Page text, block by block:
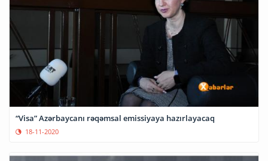
“Visa” Azərbaycanı rəqəmsal emissiyaya hazırlayacaq
18-11-2020